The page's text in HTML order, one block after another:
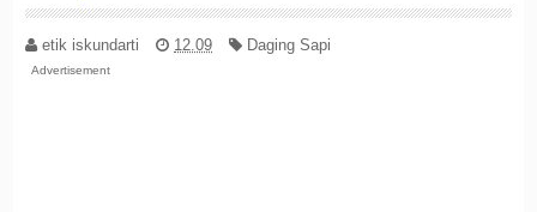
etik iskundarti 12.09 Daging Sapi
Advertisement